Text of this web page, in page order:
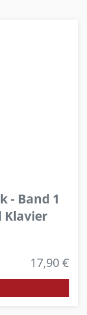
- Band 1
Klavier
17,90 €